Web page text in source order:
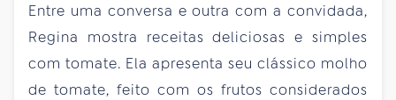
Entre uma conversa e outra com a convidada,
Regina mostra receitas deliciosas e simples
com tomate. Ela apresenta seu clássico molho
de tomate, feito com os frutos considerados